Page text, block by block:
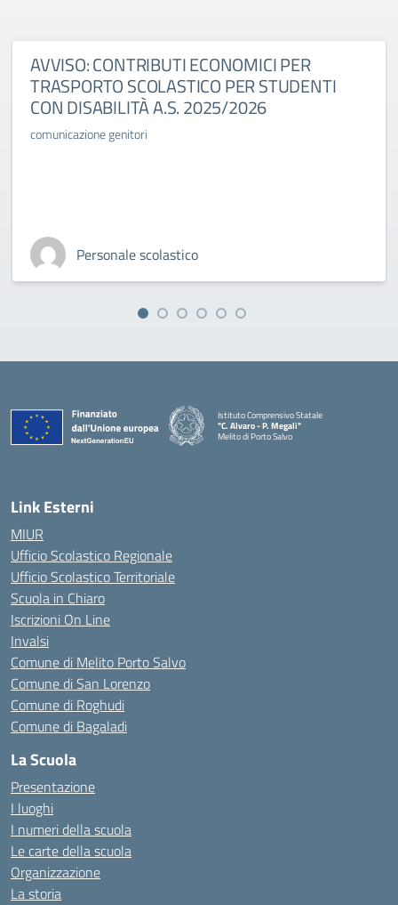
AVVISO: CONTRIBUTI ECONOMICI PER
TRASPORTO SCOLASTICO PER STUDENTI
CON DISABILITÀ A.S. 2025/2026
comunicazione genitori
Personale scolastico
Istituto Comprensivo Statale
"C. Alvaro - P. Megali"
Melito di Porto Salvo
Link Esterni
MIUR
Ufficio Scolastico Regionale
Ufficio Scolastico Territoriale
Scuola in Chiaro
Iscrizioni On Line
Invalsi
Comune di Melito Porto Salvo
Comune di San Lorenzo
Comune di Roghudi
Comune di Bagaladi
La Scuola
Presentazione
I luoghi
I numeri della scuola
Le carte della scuola
Organizzazione
La storia